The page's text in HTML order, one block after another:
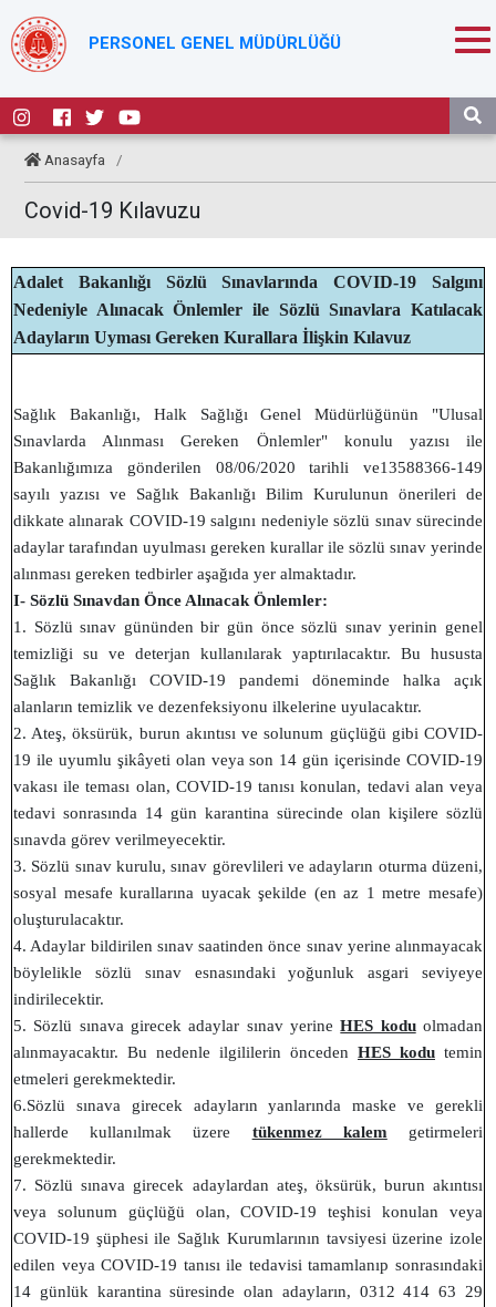
PERSONEL GENEL MÜDÜRLÜĞÜ
Anasayfa /
Covid-19 Kılavuzu
Adalet Bakanlığı Sözlü Sınavlarında COVID-19 Salgını
Nedeniyle Alınacak Önlemler ile Sözlü Sınavlara Katılacak
Adayların Uyması Gereken Kurallara İlişkin Kılavuz
Sağlık Bakanlığı, Halk Sağlığı Genel Müdürlüğünün "Ulusal
Sınavlarda Alınması Gereken Önlemler" konulu yazısı ile
Bakanlığımıza gönderilen 08/06/2020 tarihli ve13588366-149
sayılı yazısı ve Sağlık Bakanlığı Bilim Kurulunun önerileri de
dikkate alınarak COVID-19 salgını nedeniyle sözlü sınav sürecinde
adaylar tarafından uyulması gereken kurallar ile sözlü sınav yerinde
alınması gereken tedbirler aşağıda yer almaktadır.
I- Sözlü Sınavdan Önce Alınacak Önlemler:
1. Sözlü sınav gününden bir gün önce sözlü sınav yerinin genel
temizliği su ve deterjan kullanılarak yaptırılacaktır. Bu hususta
Sağlık Bakanlığı COVID-19 pandemi döneminde halka açık
alanların temizlik ve dezenfeksiyonu ilkelerine uyulacaktır.
2. Ateş, öksürük, burun akıntısı ve solunum güçlüğü gibi COVID-
19 ile uyumlu şikâyeti olan veya son 14 gün içerisinde COVID-19
vakası ile teması olan, COVID-19 tanısı konulan, tedavi alan veya
tedavi sonrasında 14 gün karantina sürecinde olan kişilere sözlü
sınavda görev verilmeyecektir.
3. Sözlü sınav kurulu, sınav görevlileri ve adayların oturma düzeni,
sosyal mesafe kurallarına uyacak şekilde (en az 1 metre mesafe)
oluşturulacaktır.
4. Adaylar bildirilen sınav saatinden önce sınav yerine alınmayacak
böylelikle sözlü sınav esnasındaki yoğunluk asgari seviyeye
indirilecektir.
5. Sözlü sınava girecek adaylar sınav yerineHES koduolmadan
alınmayacaktır. Bu nedenle ilgililerin önceden HES kodu temin
etmeleri gerekmektedir.
6.Sözlü sınava girecek adayların yanlarında maske ve gerekli
hallerde kullanılmak üzere tükenmez kalem getirmeleri
gerekmektedir.
7. Sözlü sınava girecek adaylardan ateş, öksürük, burun akıntısı
veya solunum güçlüğü olan, COVID-19 teşhisi konulan veya
COVID-19 şüphesi ile Sağlık Kurumlarının tavsiyesi üzerine izole
edilen veya COVID-19 tanısı ile tedavisi tamamlanıp sonrasındaki
14 günlük karantina süresinde olan adayların, 0312 414 63 29